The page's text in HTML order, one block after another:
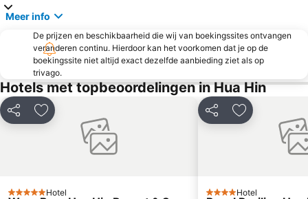
Meer info
De prijzen en beschikbaarheid die wij van boekingssites ontvangen
veranderen continu. Hierdoor kan het voorkomen dat je op de
boekingssite niet altijd exact dezelfde aanbieding ziet als op
trivago.
Hotels met topbeoordelingen in Hua Hin
Delen Toevoegen aan favorieten
Hotel
Delen Toevoegen
Hotel